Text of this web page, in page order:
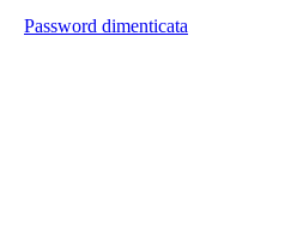
Password dimenticata